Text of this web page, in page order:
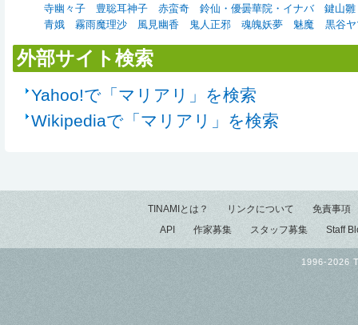
寺幽々子
豊聡耳神子 赤蛮奇 鈴仙・優曇華院・イナバ
鍵山雛
青娥
霧雨魔理沙 風見幽香 鬼人正邪 魂魄妖夢 魅魔 黒谷
外部サイト検索
Yahoo!で「マリアリ」を検索
Wikipediaで「マリアリ」を検索
TINAMIとは？ リンクについて
免責事項
API
作家募集 スタッフ募集 Staff
1996-2026